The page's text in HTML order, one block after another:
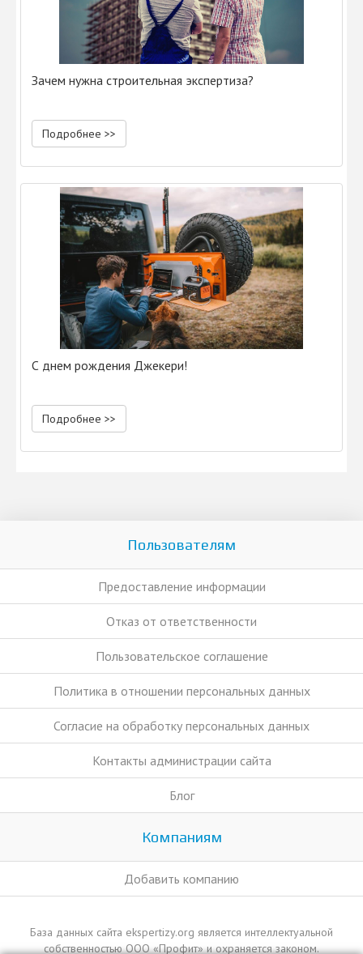
Зачем нужна строительная экспертиза?
Подробнее >>
С днем рождения Джекери!
Подробнее >>
Пользователям
Предоставление информации
Отказ от ответственности
Пользовательское соглашение
Политика в отношении персональных данных
Согласие на обработку персональных данных
Контакты администрации сайта
Блог
Компаниям
Добавить компанию
База данных сайта ekspertizy.org является интеллектуальной
собственностью ООО «Профит» и охраняется законом.